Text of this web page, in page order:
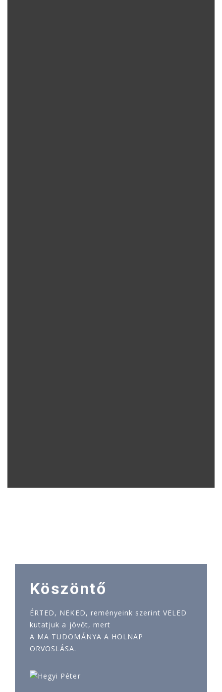
Köszöntő
ÉRTED, NEKED, reményeink szerint VELED
kutatjuk a jövőt, mert
A MA TUDOMÁNYA A HOLNAP
ORVOSLÁSA.